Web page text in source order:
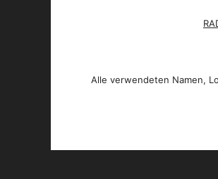
Alle verwendeten Namen,